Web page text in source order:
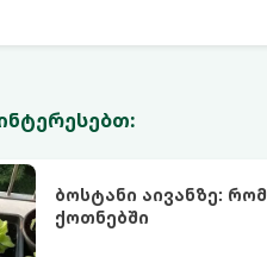
ბოსტანი აივანზე:
ქოთნებში